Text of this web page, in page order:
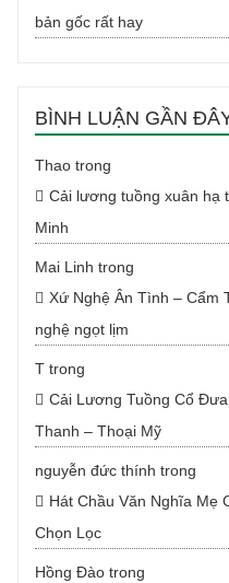
bản gốc rất hay
BÌNH LUẬN GẦN
Thaotrong
Cải lương tuồng xuân hạ
Minh
Mai Linh trong
Xứ Nghệ Ân Tình – Cẩm
nghệ ngọt lịm
Ttrong
Cải Lương Tuồng Cổ
Thanh – Thoại Mỹ
nguyễn đức thính trong
Hát Chầu Văn Nghĩa Mẹ
Chọn Lọc
Hồng Đàotrong